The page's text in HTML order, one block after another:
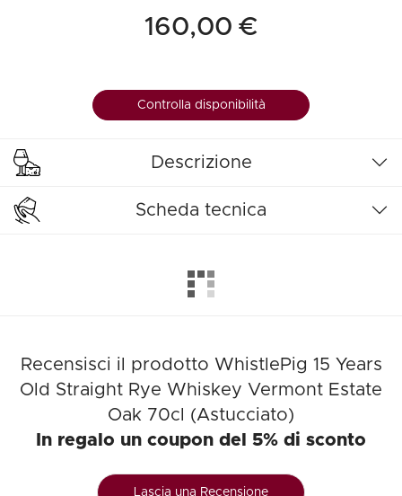
160,00 €
Controlla disponibilità
Descrizione
Scheda tecnica
Recensisci il prodotto WhistlePig 15 Years
Old Straight Rye Whiskey Vermont Estate
Oak 70cl (Astucciato)
In regalo un coupon del 5% di sconto
Lascia una Recensione